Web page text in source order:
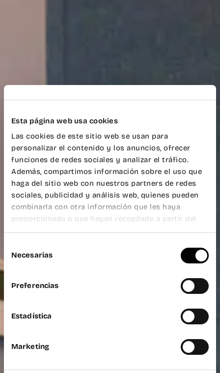
Esta página web usa cookies
Las cookies de este sitio web se usan para
personalizar el contenido y los anuncios, ofrecer
funciones de redes sociales y analizar el tráfico.
Además, compartimos información sobre el uso que
haga del sitio web con nuestros partners de redes
sociales, publicidad y análisis web, quienes pueden
combinarla con otra información que les haya
proporcionado o que hayan recopilado a partir del
uso que haya hecho de sus servicios.
de
consentimiento
Necesarias
Preferencias
Estadística
Marketing